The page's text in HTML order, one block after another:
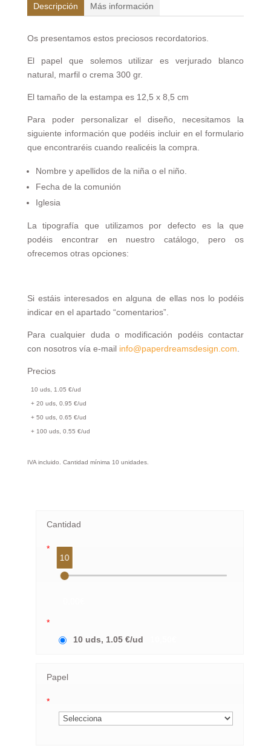
Descripción Más información
Os presentamos estos preciosos recordatorios.
El papel que solemos utilizar es verjurado blanco
natural, marfil o crema 300 gr.
El tamaño de la estampa es 12,5 x 8,5 cm
Para poder personalizar el diseño, necesitamos la
siguiente información que podéis incluir en el formulario
que encontraréis cuando realicéis la compra.
Nombre y apellidos de la niña o el niño.
Fecha de la comunión
Iglesia
La tipografía que utilizamos por defecto es la que
podéis encontrar en nuestro catálogo, pero os
ofrecemos otras opciones:
Si estáis interesados en alguna de ellas nos lo podéis
indicar en el apartado “comentarios”.
Para cualquier duda o modificación podéis contactar
con nosotros vía e-mail info@paperdreamsdesign.com
Precios
10 uds, 1.05 €/ud
+ 20 uds, 0.95 €/ud
+ 50 uds, 0.65 €/ud
+ 100 uds, 0.55 €/ud
IVA incluido. Cantidad mínima 10 unidades.
Cantidad
*
10
*
10 uds, 1.05 €/ud
Papel
*